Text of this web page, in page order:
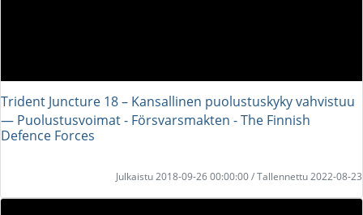
Trident Juncture 18 – Kansallinen puolustuskyky vahvistuu
― Puolustusvoimat - Försvarsmakten - The Finnish
Defence Forces
Julkaistu 2018-09-26 00:00:00 / Tallennettu 2022-08-23